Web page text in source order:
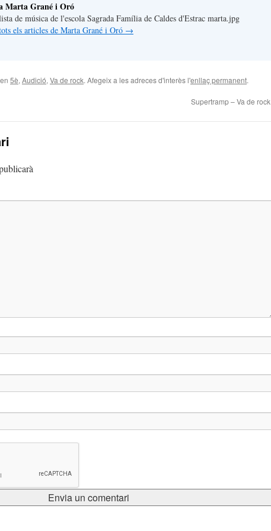
Marta Grané i Oró
de música de l'escola Sagrada Família de Caldes d'Estrac marta.jpg
els articles de Marta Grané i Oró →
5è,Audició,Va de rock. Afegeix a les adreces d'interès l'enllaç permanent.
Supertramp – Va de rock